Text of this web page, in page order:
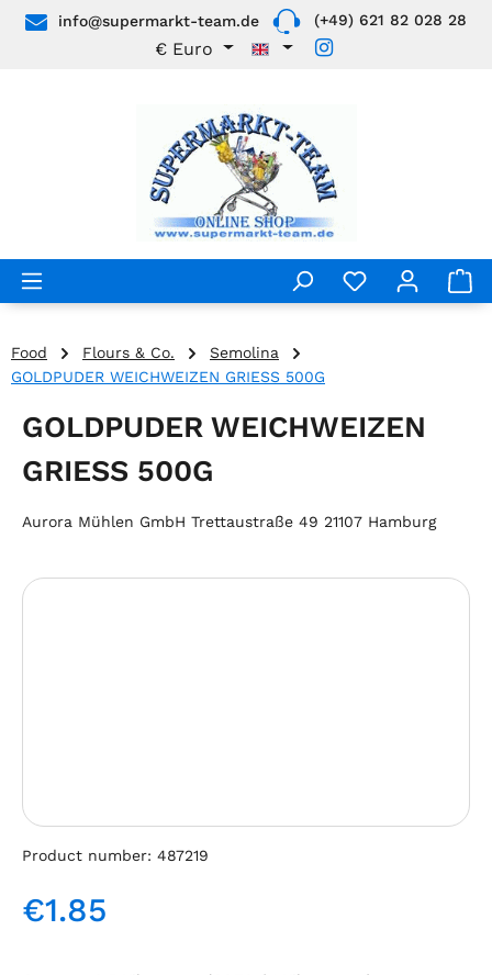
Skip to main content
info@supermarkt-team.de (+49) 621 82 028 28
€ Euro
Food Flours & Co.
Semolina
GOLDPUDER WEICHWEIZEN GRIESS 500G
GOLDPUDER WEICHWEIZEN
GRIESS 500G
Aurora Mühlen GmbH Trettaustraße 49 21107 Hamburg
Skip image gallery
Product number: 487219
Regular price:
€1.85